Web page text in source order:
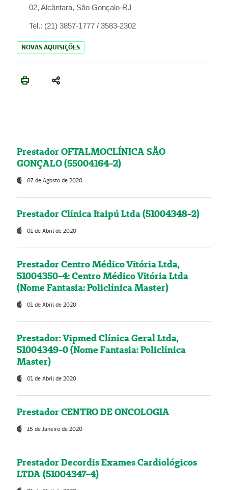
02, Alcântara, São Gonçalo-RJ
Tel.: (21) 3857-1777 / 3583-2302
NOVAS AQUISIÇÕES
Prestador OFTALMOCLÍNICA SÃO
GONÇALO (55004164-2)
07 de Agosto de 2020
Prestador Clínica Itaipú Ltda (51004348-2)
01 de Abril de 2020
Prestador Centro Médico Vitória Ltda,
51004350-4: Centro Médico Vitória Ltda
(Nome Fantasia: Policlínica Master)
01 de Abril de 2020
Prestador: Vipmed Clínica Geral Ltda,
51004349-0 (Nome Fantasia: Policlínica
Master)
01 de Abril de 2020
Prestador CENTRO DE ONCOLOGIA
15 de Janeiro de 2020
Prestador Decordis Exames Cardiológicos
LTDA (51004347-4)